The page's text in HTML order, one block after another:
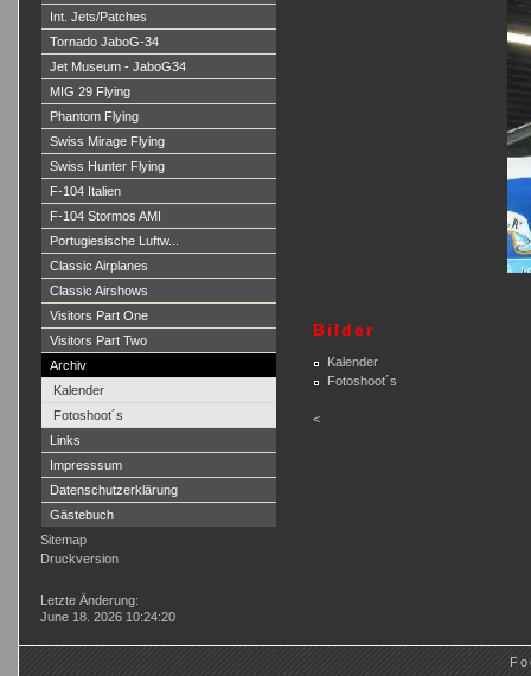
Int. Jets/Patches
Tornado JaboG-34
Jet Museum - JaboG34
MIG 29 Flying
Phantom Flying
Swiss Mirage Flying
Swiss Hunter Flying
F-104 Italien
F-104 Stormos AMI
Portugiesische Luftw...
Classic Airplanes
Classic Airshows
Visitors Part One
Visitors Part Two
Archiv
Kalender
Fotoshoot´s
Links
Impresssum
Datenschutzerklärung
Gästebuch
Sitemap
Druckversion
Letzte Änderung:
June 18. 2026 10:24:20
Bilder
Kalender
Fotoshoot´s
<